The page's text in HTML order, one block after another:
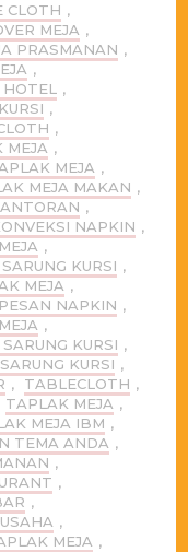
CLOTH ,
MEJA ,
PRASMANAN ,
,
,
,
,
MEJA ,
MEJA ,
MEJA MAKAN ,
,
NAPKIN ,
,
KURSI ,
MEJA ,
PESAN NAPKIN ,
,
KURSI ,
SARUNG KURSI ,
, TABLECLOTH ,
TAPLAK MEJA ,
MEJA IBM ,
TEMA ANDA ,
,
,
,
,
MEJA ,